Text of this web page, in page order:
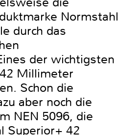
Normstahl
durch das
der wichtigsten
Millimeter
Schon die
aber noch die
NEN 5096, die
Superior+ 42